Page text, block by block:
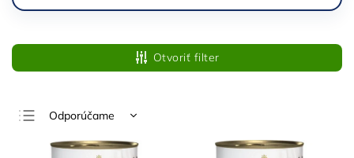
Otvoriť filter
Odporúčame
Najlacnejšie